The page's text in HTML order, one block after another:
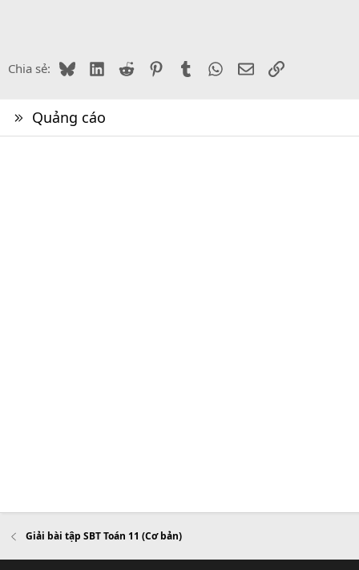
Chia sẻ: BlueskyLinkedIn
Reddit PinterestTumblr WhatsApp
EmailLink
Quảng cáo
Giải bài tập SBT Toán 11 (Cơ bản)